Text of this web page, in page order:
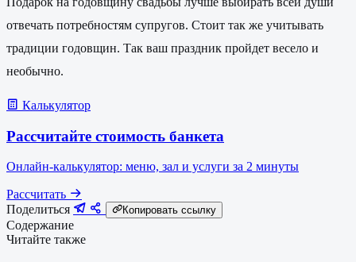
отвечать потребностям супругов. Стоит так же учитывать
традиции годовщин. Так ваш праздник пройдет весело и
необычно.
Калькулятор
Рассчитайте стоимость банкета
Онлайн-калькулятор: меню, зал и услуги за 2 минуты
Рассчитать
Поделиться
Копировать ссылку
Содержание
Читайте также